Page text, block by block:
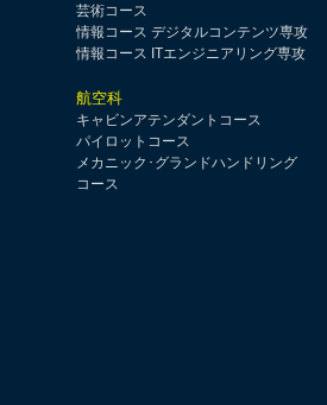
芸術コース
情報コース デジタルコンテンツ専攻
情報コース ITエンジニアリング専攻
航空科
キャビンアテンダントコース
パイロットコース
メカニック･グランドハンドリング
コース